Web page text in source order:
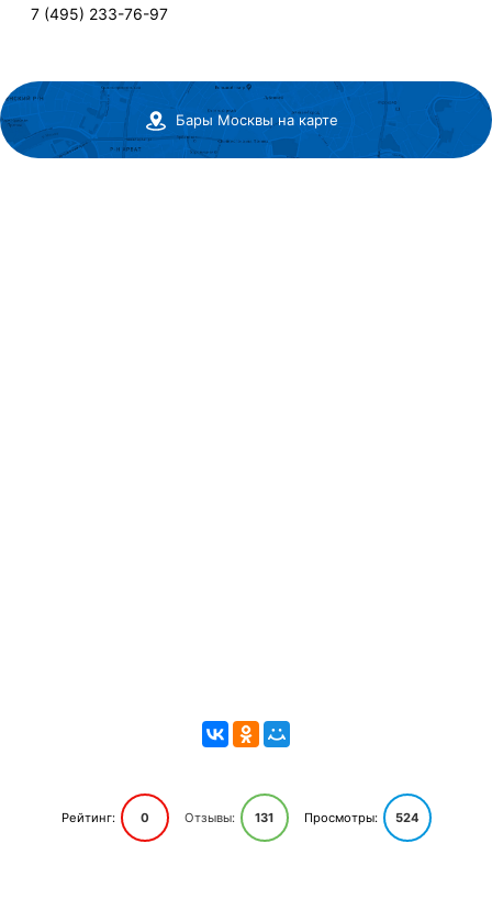
7 (495) 233-76-97
Бары Москвы на карте
Рейтинг: 0 Отзывы: 131 Просмотры: 524